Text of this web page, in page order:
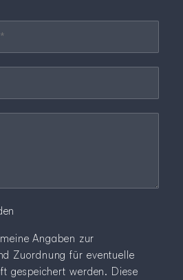
*
*
*
Angaben zur
Zuordnung für eventuelle
gespeichert werden. Diese